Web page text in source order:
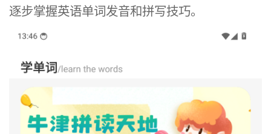
逐步掌握英语单词发音和拼写技巧。